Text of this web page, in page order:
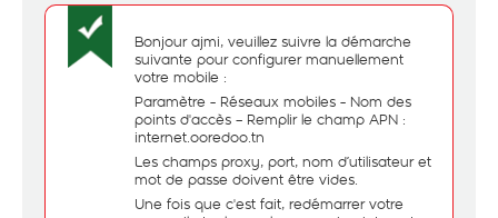
Bonjour ajmi, veuillez suivre la démarche
suivante pour configurer manuellement
votre mobile :
Paramètre - Réseaux mobiles - Nom des
points d'accès – Remplir le champ APN :
internet.ooredoo.tn
Les champs proxy, port, nom d’utilisateur et
mot de passe doivent être vides.
Une fois que c'est fait, redémarrer votre